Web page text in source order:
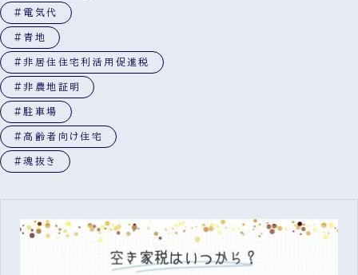
#電気代
#青地
#非居住住宅利活用促進税
#非農地証明
#駐車場
#高齢者向け住宅
#魂抜き